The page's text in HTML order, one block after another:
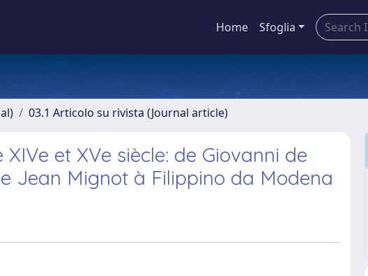
Home Sfoglia
03.1 Articolo su rivista (Journal article)
et XVe siècle: de Giovanni de
Jean Mignot à Filippino da Modena